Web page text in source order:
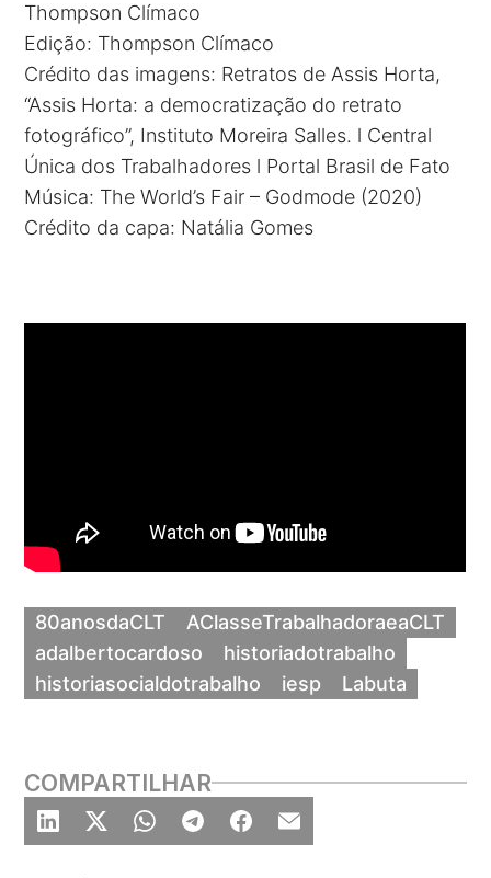
Thompson Clímaco
Edição: Thompson Clímaco
Crédito das imagens: Retratos de Assis Horta,
“Assis Horta: a democratização do retrato
fotográfico”, Instituto Moreira Salles. l Central
Única dos Trabalhadores l Portal Brasil de Fato
Música: The World’s Fair – Godmode (2020)
Crédito da capa: Natália Gomes
80anosdaCLT
AClasseTrabalhadoraeaCLT
adalbertocardoso
historiadotrabalho
historiasocialdotrabalho
iesp Labuta
COMPARTILHAR